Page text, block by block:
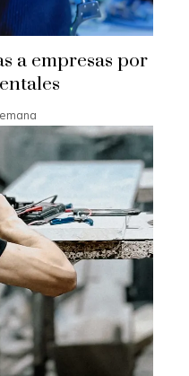
a empresas por